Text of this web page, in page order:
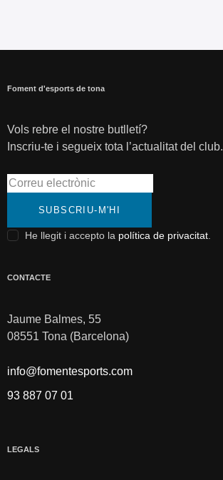
Foment d'esports de tona
Vols rebre el nostre butlletí?
Inscriu-te i segueix tota l’actualitat del club.
SUBSCRIU-M'HI
He llegit i accepto la política de privacitat
CONTACTE
Jaume Balmes, 55
08551 Tona (Barcelona)
info@fomentesports.com
93 887 07 01
LEGALS